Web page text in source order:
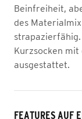
Beinfreiheit,
des
Kurzsocken
ausgestattet.
FEATURES AUF